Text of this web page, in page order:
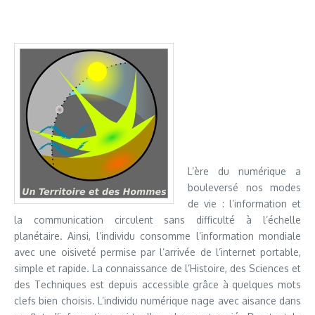
L’ère du numérique a
bouleversé nos modes
de vie : l’information et
la communication circulent sans difficulté à l’échelle
planétaire. Ainsi, l’individu consomme l’information mondiale
avec une oisiveté permise par l’arrivée de l’internet portable,
simple et rapide. La connaissance de l’Histoire, des Sciences et
des Techniques est depuis accessible grâce à quelques mots
clefs bien choisis. L’individu numérique nage avec aisance dans